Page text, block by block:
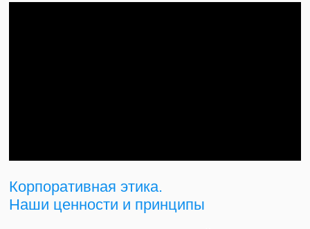
Корпоративная этика.
Наши ценности и принципы